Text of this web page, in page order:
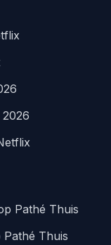
2026
Pathé Thuis
Pathé Thuis